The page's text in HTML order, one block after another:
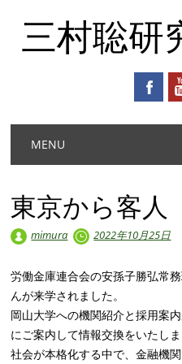
三村聡研
Main menu
MENU
東京から客人
mimura 2022年10月25日
労働金庫連合会の安孫子勝弘常
んが来学されました。
岡山大学への機関紹介と採用案
にご案内して情報交換をいたし
社会が本格化する中で、金融機